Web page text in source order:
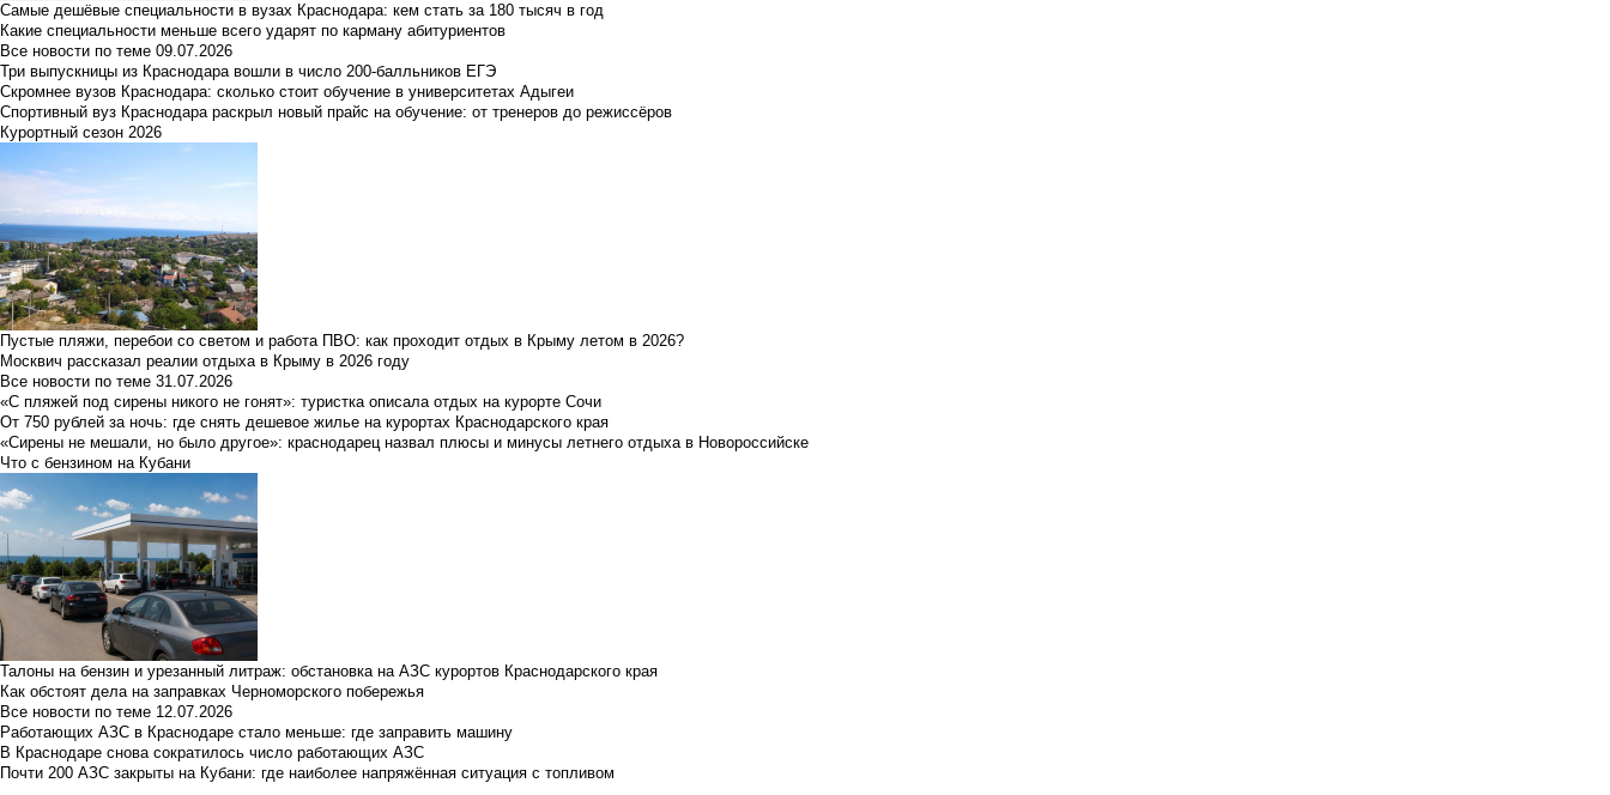
Самые дешёвые специальности в вузах Краснодара: кем стать за 180 тысяч в год
Какие специальности меньше всего ударят по карману абитуриентов
Все новости по теме 09.07.2026
Три выпускницы из Краснодара вошли в число 200-балльников ЕГЭ
Скромнее вузов Краснодара: сколько стоит обучение в университетах Адыгеи
Спортивный вуз Краснодара раскрыл новый прайс на обучение: от тренеров до режиссёров
Курортный сезон 2026
Пустые пляжи, перебои со светом и работа ПВО: как проходит отдых в Крыму летом в 2026?
Москвич рассказал реалии отдыха в Крыму в 2026 году
Все новости по теме 31.07.2026
«С пляжей под сирены никого не гонят»: туристка описала отдых на курорте Сочи
От 750 рублей за ночь: где снять дешевое жилье на курортах Краснодарского края
«Сирены не мешали, но было другое»: краснодарец назвал плюсы и минусы летнего отдыха в Новороссийске
Что с бензином на Кубани
Талоны на бензин и урезанный литраж: обстановка на АЗС курортов Краснодарского края
Как обстоят дела на заправках Черноморского побережья
Все новости по теме 12.07.2026
Работающих АЗС в Краснодаре стало меньше: где заправить машину
В Краснодаре снова сократилось число работающих АЗС
Почти 200 АЗС закрыты на Кубани: где наиболее напряжённая ситуация с топливом